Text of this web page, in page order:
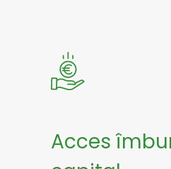
Acces